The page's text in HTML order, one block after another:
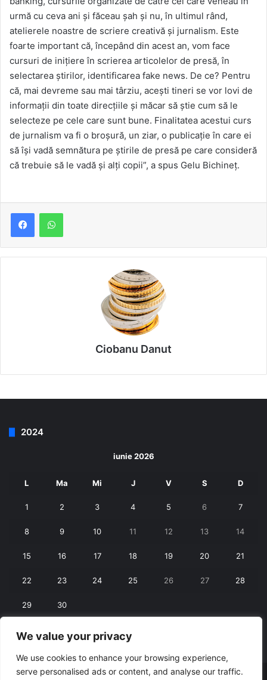
We value your privacy
We use cookies to enhance your browsing experience,
serve personalised ads or content, and analyse our traffic.
urmă cu ceva ani şi făceau şah şi nu, în ultimul rând,
atelierele noastre de scriere creativă şi jurnalism. Este
foarte important că, începând din acest an, vom face
cursuri de iniţiere în scrierea articolelor de presă, în
selectarea ştirilor, identificarea fake news. De ce? Pentru
că, mai devreme sau mai târziu, aceşti tineri se vor lovi de
informaţii din toate direcţiile şi măcar să ştie cum să le
selecteze pe cele care sunt bune. Finalitatea acestui curs
de jurnalism va fi o broşură, un ziar, o publicaţie în care ei
să îşi vadă semnătura pe ştirile de presă pe care consideră
că trebuie să le vadă şi alţi copii”, a spus Gelu Bichineț.
Ciobanu Danut
2024
iunie 2026
L Ma Mi J V S D
1 2 3 4 5 6 7
8 9 10 11 12 13 14
15 16 17 18 19 20 21
22 23 24 25 26 27 28
29 30
« mai iul. »